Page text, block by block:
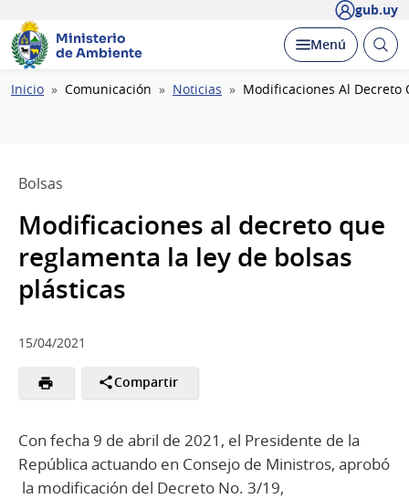
gub.uy
Ministerio
de Ambiente
Desplegar
Menú Abrir
Ruta
Inicio Comunicación Noticias Modificaciones Al Decreto
Bolsas
Modificaciones al decreto que
reglamenta la ley de bolsas
plásticas
15/04/2021
Compartir
Con fecha 9 de abril de 2021, el Presidente de la
República actuando en Consejo de Ministros, aprobó
la modificación del Decreto No. 3/19,